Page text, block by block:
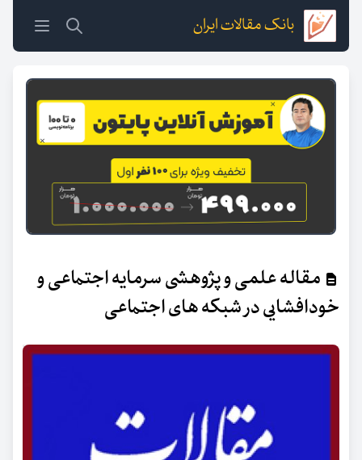
بانک مقالات ایران
مقاله علمی و پژوهشی سرمایه اجتماعی و
خودافشایی در شبکه های اجتماعی